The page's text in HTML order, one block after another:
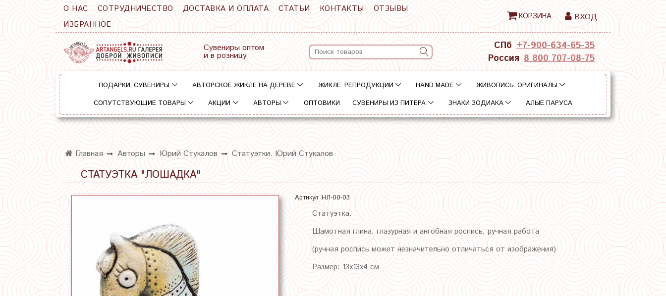
О НАС СОТРУДНИЧЕСТВО ДОСТАВКА И ОПЛАТА СТАТЬИ КОНТАКТЫ
ОТЗЫВЫ
ИЗБРАННОЕ
КОРЗИНА ВХОД
Сувениры оптом
и в розницу
СПб +7-900-634-65-35
Россия 8 800 707-08-75
ПОДАРКИ, СУВЕНИРЫ АВТОРСКОЕ ЖИКЛЕ НА ДЕРЕВЕ ЖИКЛЕ. РЕПРОДУКЦИИ HAND MADE
ЖИВОПИСЬ. ОРИГИНАЛЫ
СОПУТСТВУЮЩИЕ ТОВАРЫ
АКЦИИ АВТОРЫ ОПТОВИКИ СУВЕНИРЫ ИЗ ПИТЕРА ЗНАКИ ЗОДИАКА АЛЫЕ ПАРУСА
Главная Авторы Юрий Стукалов Статуэтки. Юрий Стукалов
СТАТУЭТКА "ЛОШАДКА"
Артикул: НЛ-00-03
Статуэтка.
Шамотная глина, глазурная и ангобная роспись, ручная работа
(ручная роспись может незначительно отличаться от изображения)
Размер: 13х13х4 см